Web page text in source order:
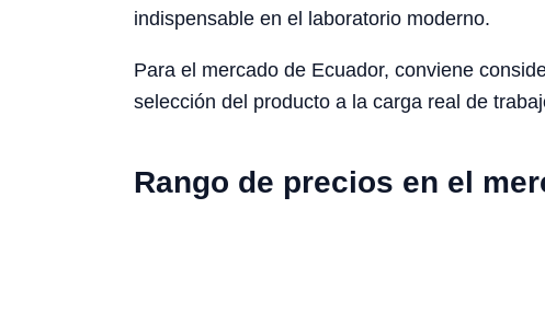
indispensable en el laboratorio moderno.
Para el mercado de Ecuador, conviene
selección del producto a la carga real de
Rango de precios en el